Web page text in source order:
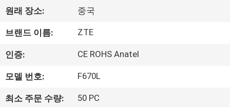
품
우
리
에
원래 장소: 중국
브랜드 이름: ZTE
인증: CE ROHS Anatel
모델 번호: F670L
최소 주문 수량: 50 PC